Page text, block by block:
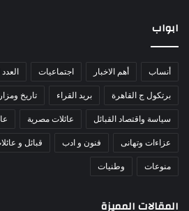
ابواب
أنساب أهم الاخبار اجتماعيات
برتكول ج القاهرة بريد القراء تاريخ
سياسة واقتصاد القبائل عائلات مصرية
عزاءات وتهانى فنون و ادب قبائل و
منوعات وطنيات
المقالات المميزة